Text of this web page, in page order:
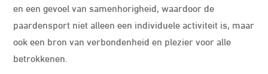
en een gevoel van samenhorigheid, waardoor de
paardensport niet alleen een individuele activiteit is, maar
ook een bron van verbondenheid en plezier voor alle
betrokkenen.